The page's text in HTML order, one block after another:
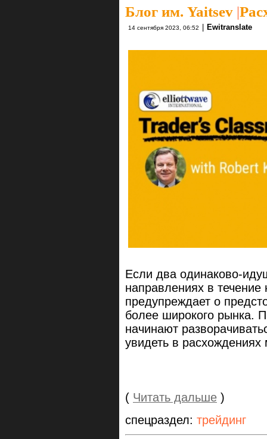
Блог им. Yaitsev |
14 сентября 2023, 06:52 Ewitranslate
Если два одинаково-
направлениях в течение
предупреждает о
более широкого рынка.
начинают
увидеть в
( Читать дальше )
спецраздел: трейдинг